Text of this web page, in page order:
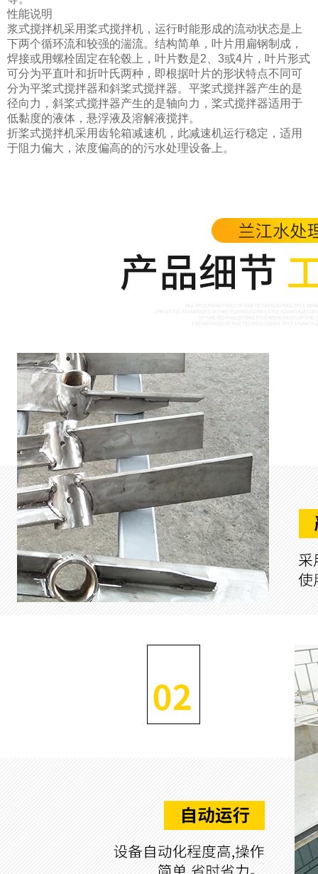
性能说明
浆式搅拌机采用桨式搅拌机，运行时能形成的流动状态是上
下两个循环流和较强的湍流。结构简单，叶片用扁钢制成，
焊接或用螺栓固定在轮毂上，叶片数是2、3或4片，叶片形式
可分为平直叶和折叶氏两种，即根据叶片的形状特点不同可
分为平桨式搅拌器和斜桨式搅拌器。平桨式搅拌器产生的是
径向力，斜桨式搅拌器产生的是轴向力，桨式搅拌器适用于
低黏度的液体，悬浮液及溶解液搅拌。
折桨式搅拌机采用齿轮箱减速机，此减速机运行稳定，适用
于阻力偏大，浓度偏高的的污水处理设备上。